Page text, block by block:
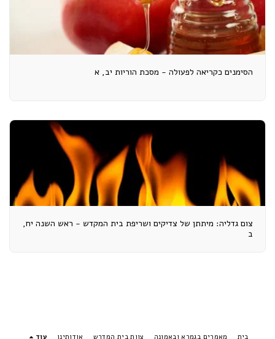
הסימנים כקריאה לפעולה - מסכת הוריות יב, א
צום גדליה: מיתתן של צדיקים ושריפת בית המקדש - ראש השנה יח,
ב
בית מאמרים בגמרא ובאמונה צוות בית המדרש אודותינו עוד